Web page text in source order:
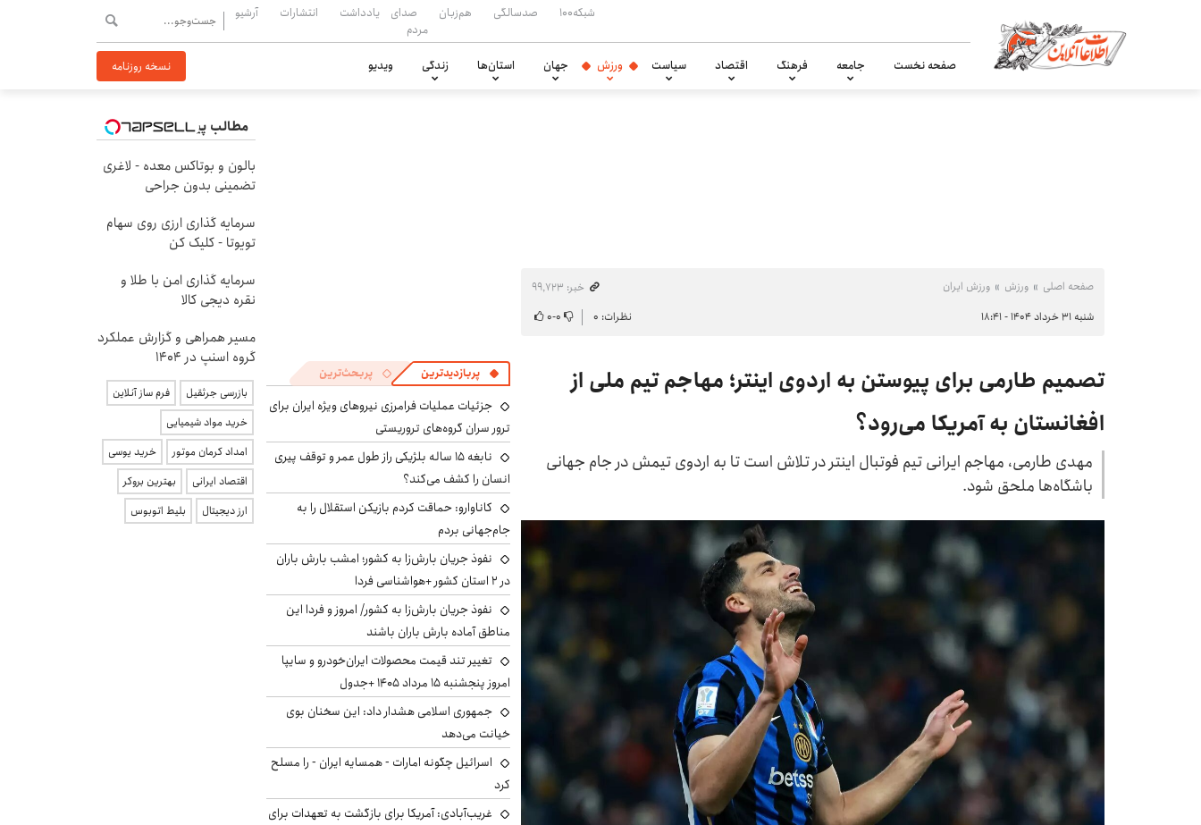
شبکه۱۰۰ صدسالگی هم‌زبان
صدای
مردم
یادداشت انتشارات آرشیو
صفحه نخست جامعه فرهنگ اقتصاد سیاست ورزش جهان استان‌ها زندگی ویدیو نسخه روزنامه
صفحه اصلی ورزش ورزش ایران
خبر: ۹۹٬۷۲۳
شنبه ۳۱ خرداد ۱۴۰۴ - ۱۸:۴۱
نظرات: ۰ ۰-۰
تصمیم طارمی برای پیوستن به اردوی اینتر؛ مهاجم تیم ملی از
افغانستان به آمریکا می‌رود؟
مهدی طارمی، مهاجم ایرانی تیم فوتبال اینتر در تلاش است تا به اردوی تیمش در جام جهانی
باشگاه‌ها ملحق شود.
پربازدیدترین پربحث‌ترین
جزئیات عملیات فرامرزی نیروهای ویژه ایران برای
ترور سران گروه‌های تروریستی
نابغه ۱۵ ساله بلژیکی راز طول عمر و توقف پیری
انسان را کشف می‌کند؟
کاناوارو: حماقت کردم بازیکن استقلال را به
جام‌جهانی بردم
نفوذ جریان بارش‌زا به کشور؛ امشب بارش باران
در ۲ استان کشور +هواشناسی فردا
نفوذ جریان بارش‌زا به کشور/ امروز و فردا این
مناطق آماده بارش باران باشند
تغییر تند قیمت محصولات ایران‌خودرو و سایپا
امروز پنجشنبه ۱۵ مرداد ۱۴۰۵ +جدول
جمهوری اسلامی هشدار داد: این سخنان بوی
خیانت می‌دهد
اسرائیل چگونه امارات - همسایه ایران - را مسلح
کرد
غریب‌آبادی: آمریکا برای بازگشت به تعهدات برای
مطالب پیشنهادی
بالون و بوتاکس معده - لاغری
تضمینی بدون جراحی
سرمایه گذاری ارزی روی سهام
تویوتا - کلیک کن
سرمایه گذاری امن با طلا و
نقره دیجی کالا
مسیر همراهی و گزارش عملکرد
گروه اسنپ در ۱۴۰۴
بازرسی جرثقیل
فرم ساز آنلاین
خرید مواد شیمیایی
امداد کرمان موتور
خرید یوسی
اقتصاد ایرانی
بهترین بروکر
ارز دیجیتال
بلیط اتوبوس